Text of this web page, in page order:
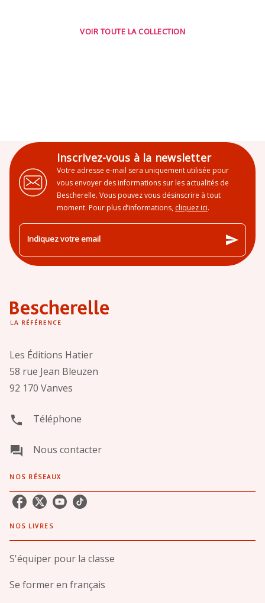
VOIR TOUTE LA COLLECTION
Inscrivez-vous à la newsletter
Votre adresse e-mail sera uniquement utilisée pour
vous envoyer des informations sur les actualités de
Bescherelle. Vous pouvez vous désinscrire à tout
moment. Pour plus d’informations, cliquez ici.
Indiquez votre email send
Les Éditions Hatier
58 rue Jean Bleuzen
92 170 Vanves
phone Téléphone
question_answer Nous contacter
NOS RÉSEAUX
NOS LIVRES
S'équiper pour la classe
Se former en français